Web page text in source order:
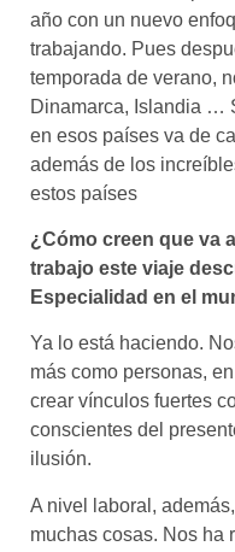
año con un nuevo
trabajando. Pues
temporada de verano,
Dinamarca, Islandia …
en esos países va de
además de los
estos países
¿Cómo creen que va
trabajo este viaje
Especialidad en el
Ya lo está haciendo.
más como personas,
crear vínculos fuertes
conscientes del
ilusión.
A nivel laboral,
muchas cosas. Nos ha